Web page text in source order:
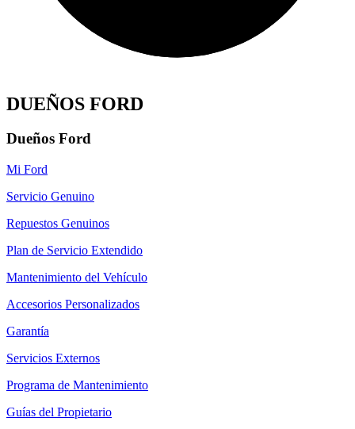
DUEÑOS FORD
Dueños Ford
Mi Ford
Servicio Genuino
Repuestos Genuinos
Plan de Servicio Extendido
Mantenimiento del Vehículo
Accesorios Personalizados
Garantía
Servicios Externos
Programa de Mantenimiento
Guías del Propietario